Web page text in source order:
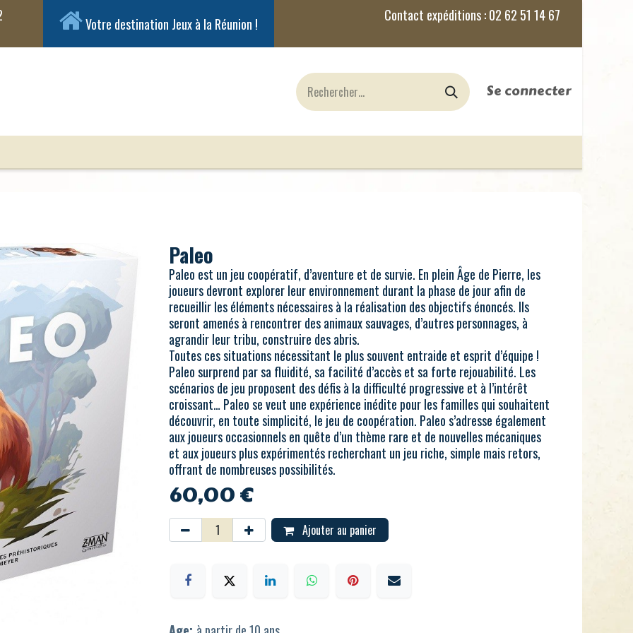
Votre destination Jeux à la Réunion !
Se connecter
Paleo
Paleo est un jeu coopératif, d’aventure et de survie. En plein Âge de Pierre, les
joueurs devront explorer leur environnement durant la phase de jour afin de
recueillir les éléments nécessaires à la réalisation des objectifs énoncés. Ils
seront amenés à rencontrer des animaux sauvages, d’autres personnages, à
agrandir leur tribu, construire des abris.
Toutes ces situations nécessitant le plus souvent entraide et esprit d’équipe !
Paleo surprend par sa fluidité, sa facilité d’accès et sa forte rejouabilité. Les
scénarios de jeu proposent des défis à la difficulté progressive et à l’intérêt
croissant… Paleo se veut une expérience inédite pour les familles qui souhaitent
découvrir, en toute simplicité, le jeu de coopération. Paleo s’adresse également
aux joueurs occasionnels en quête d’un thème rare et de nouvelles mécaniques
et aux joueurs plus expérimentés recherchant un jeu riche, simple mais retors,
offrant de nombreuses possibilités.
60,00€
Ajouter au panier